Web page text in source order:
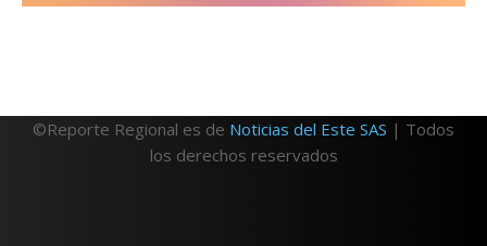
©Reporte Regional es de Noticias del Este SAS | Todos
los derechos reservados